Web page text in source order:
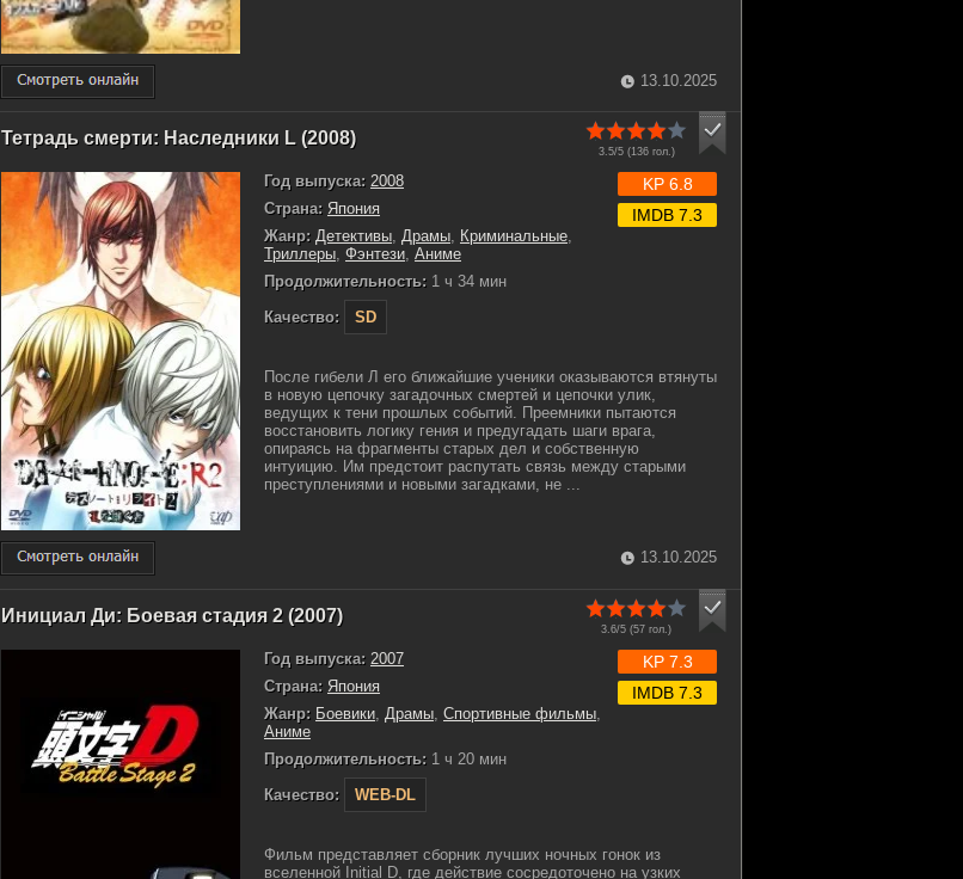
13.10.2025
Тетрадь смерти: Наследники L (2008)
3.5/5 (136гол.)
Год выпуска: 2008
Страна: Япония
Жанр: Детективы, Драмы, Криминальные,
Триллеры, Фэнтези, Аниме
Продолжительность: 1 ч 34 мин
Качество:
SD
KP 6.8
IMDB 7.3
После гибели Л его ближайшие ученики оказываются втянуты
в новую цепочку загадочных смертей и цепочки улик,
ведущих к тени прошлых событий. Преемники пытаются
восстановить логику гения и предугадать шаги врага,
опираясь на фрагменты старых дел и собственную
интуицию. Им предстоит распутать связь между старыми
преступлениями и новыми загадками, не ...
13.10.2025
Инициал Ди: Боевая стадия 2 (2007)
3.6/5 (57 гол.)
Год выпуска: 2007
Страна: Япония
Жанр: Боевики Драмы Спортивные фильмы
Аниме
Продолжительность: 1 ч 20 мин
Качество:
WEB-DL
KP 7.3
IMDB 7.3
Фильм представляет сборник лучших ночных гонок из
вселенной Initial D, где действие сосредоточено на узких